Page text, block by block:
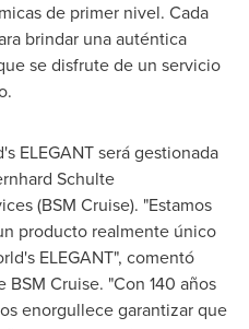
de primer nivel. Cada
brindar una auténtica
se disfrute de un servicio
ELEGANT será gestionada
Schulte
(BSM Cruise). "Estamos
producto realmente único
ELEGANT", comentó
BSM Cruise. "Con 140 años
enorgullece garantizar que